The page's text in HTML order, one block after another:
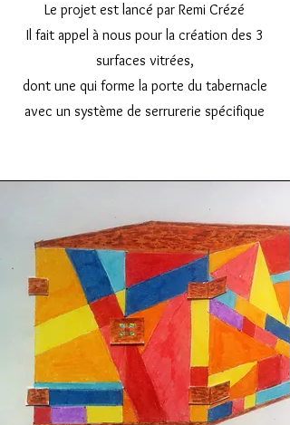
Le projet est lancé par Remi Crézé
Il fait appel à nous pour la création des 3
surfaces vitrées,
dont une qui forme la porte du tabernacle
avec un système de serrurerie spécifique